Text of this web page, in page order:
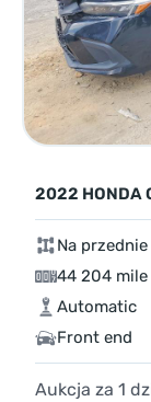
2022 HONDA
Na przednie
44 204 mile
Automatic
Front end
Aukcja za 1